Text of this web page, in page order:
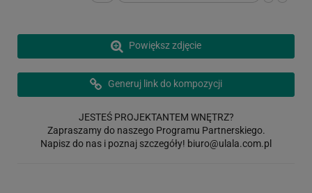
Powiększ zdjęcie
Generuj link do kompozycji
JESTEŚ PROJEKTANTEM WNĘTRZ?
Zapraszamy do naszego Programu Partnerskiego.
Napisz do nas i poznaj szczegóły! biuro@ulala.com.pl